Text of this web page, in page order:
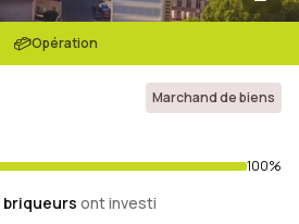
Opération
Marchand de biens
100%
briqueurs ont investi